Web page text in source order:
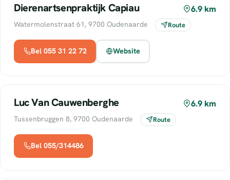
Dierenartsenpraktijk Capiau 6.9 km
Watermolenstraat 61, 9700 Oudenaarde Route
Bel 055 31 22 72 Website
Luc Van Cauwenberghe 6.9 km
Tussenbruggen 8, 9700 Oudenaarde Route
Bel 055/314486